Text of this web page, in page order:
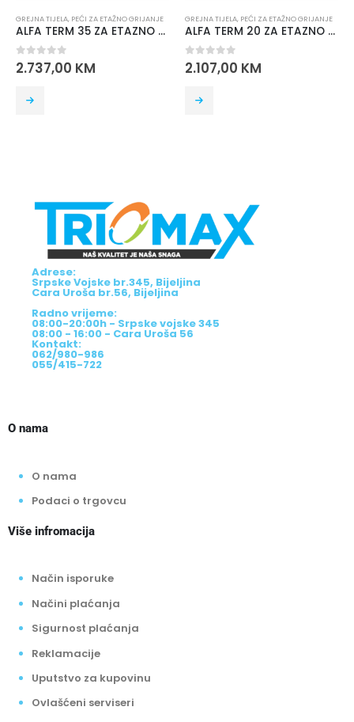
GREJNA TIJELA, PEĆI ZA ETAŽNO GRIJANJE
ALFA TERM 35 ZA ETAZNO GRIJANJE
0 out of 5
2.737,00 KM
GREJNA TIJELA, PEĆI ZA ETAŽNO GRIJANJE
ALFA TERM 20 ZA ETAZNO GRIJANJE
0 out of 5
2.107,00 KM
Adrese:
Srpske Vojske br.345, Bijeljina
Cara Uroša br.56, Bijeljina
Radno vrijeme:
08:00-20:00h - Srpske vojske 345
08:00 - 16:00 - Cara Uroša 56
Kontakt:
062/980-986
055/415-722
O nama
O nama
Podaci o trgovcu
Više infromacija
Način isporuke
Načini plaćanja
Sigurnost plaćanja
Reklamacije
Uputstvo za kupovinu
Ovlašćeni serviseri